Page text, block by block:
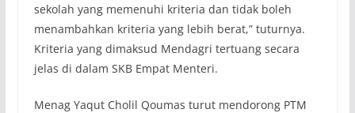
sekolah yang memenuhi kriteria dan tidak boleh
menambahkan kriteria yang lebih berat,” tuturnya.
Kriteria yang dimaksud Mendagri tertuang secara
jelas di dalam SKB Empat Menteri.
Menag Yaqut Cholil Qoumas turut mendorong PTM